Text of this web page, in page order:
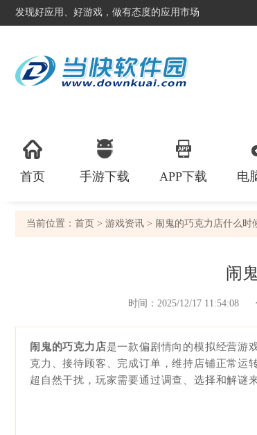
发现好应用、好游戏，做有态度的应用市场
首页 手游下载 APP下载 电
当前位置： 首页 > 游戏资讯 > 闹鬼的巧克力店什么时
闹
时间：2025/12/17 11:54:08
闹鬼的巧克力店是一款偏剧情向的模拟经营游
克力、接待顾客、完成订单，维持店铺正常运
超自然干扰，玩家需要通过调查、选择和解谜